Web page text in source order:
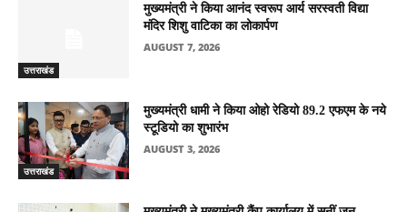
उत्तराखंड
मुख्यमंत्री ने किया आनंद स्वरूप आर्य सरस्वती विद्या
मंदिर शिशु वाटिका का लोकार्पण
AUGUST 7, 2026
उत्तराखंड
मुख्यमंत्री धामी ने किया ओहो रेडियो 89.2 एफएम के नये
स्टूडियो का शुभारंभ
AUGUST 3, 2026